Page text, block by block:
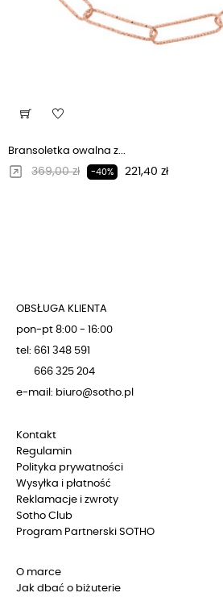
Bransoletka owalna z...
Regularna cena
369,00 zł -40% Cena
221,40 zł
OBSŁUGA KLIENTA
pon-pt 8:00 - 16:00
tel: 661 348 591
666 325 204
e-mail: biuro@sotho.pl
Kontakt
Regulamin
Polityka prywatności
Wysyłka i płatność
Reklamacje i zwroty
Sotho Club
Program Partnerski SOTHO
O marce
Jak dbać o biżuterie